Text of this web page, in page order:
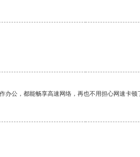
公，都能畅享高速网络，再也不用担心网速卡